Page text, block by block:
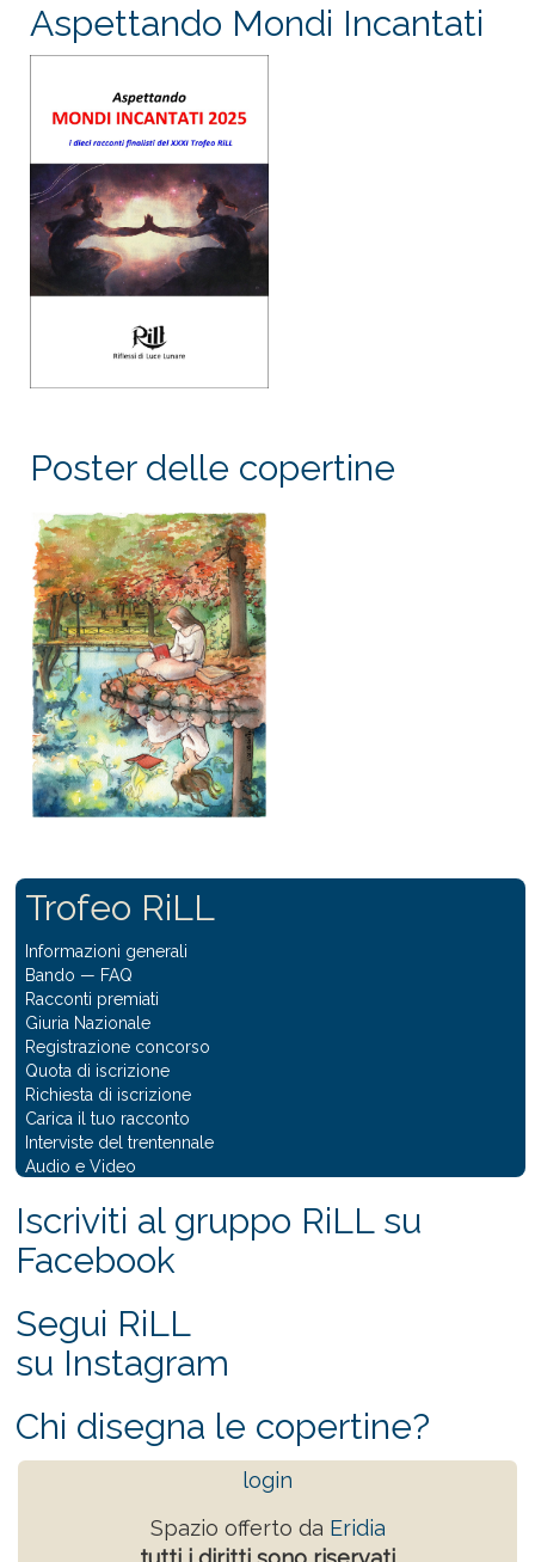
Aspettando Mondi Incantati
Poster delle copertine
Trofeo RiLL
Informazioni generali
Bando — FAQ
Racconti premiati
Giuria Nazionale
Registrazione concorso
Quota di iscrizione
Richiesta di iscrizione
Carica il tuo racconto
Interviste del trentennale
Audio e Video
Iscriviti al gruppo RiLL su
Facebook
Segui RiLL
su Instagram
Chi disegna le copertine?
login
Spazio offerto da Eridia